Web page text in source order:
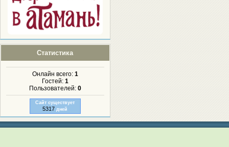
Статистика
Онлайн всего: 1
Гостей: 1
Пользователей: 0
Сайт существует
5317 дней